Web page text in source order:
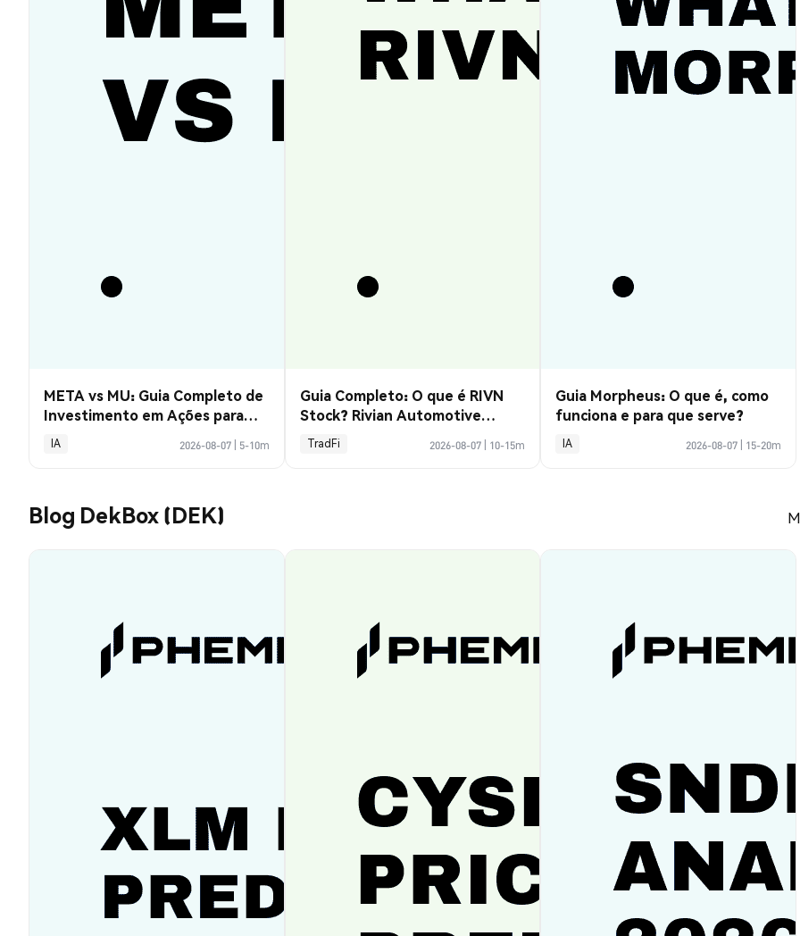
META vs MU: Guia Completo de
Investimento em Ações para
2026
IA 2026-08-07 5-10m
Guia Completo: O que é RIVN
Stock? Rivian Automotive
Explicado
TradFi 2026-08-07 10-15m
Guia Morpheus: O que é, como
funciona e para que serve?
IA 2026-08-07 15-20m
Blog DekBox (DEK)